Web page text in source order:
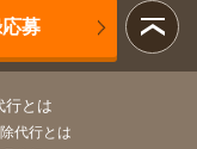
募
行とは
代行とは